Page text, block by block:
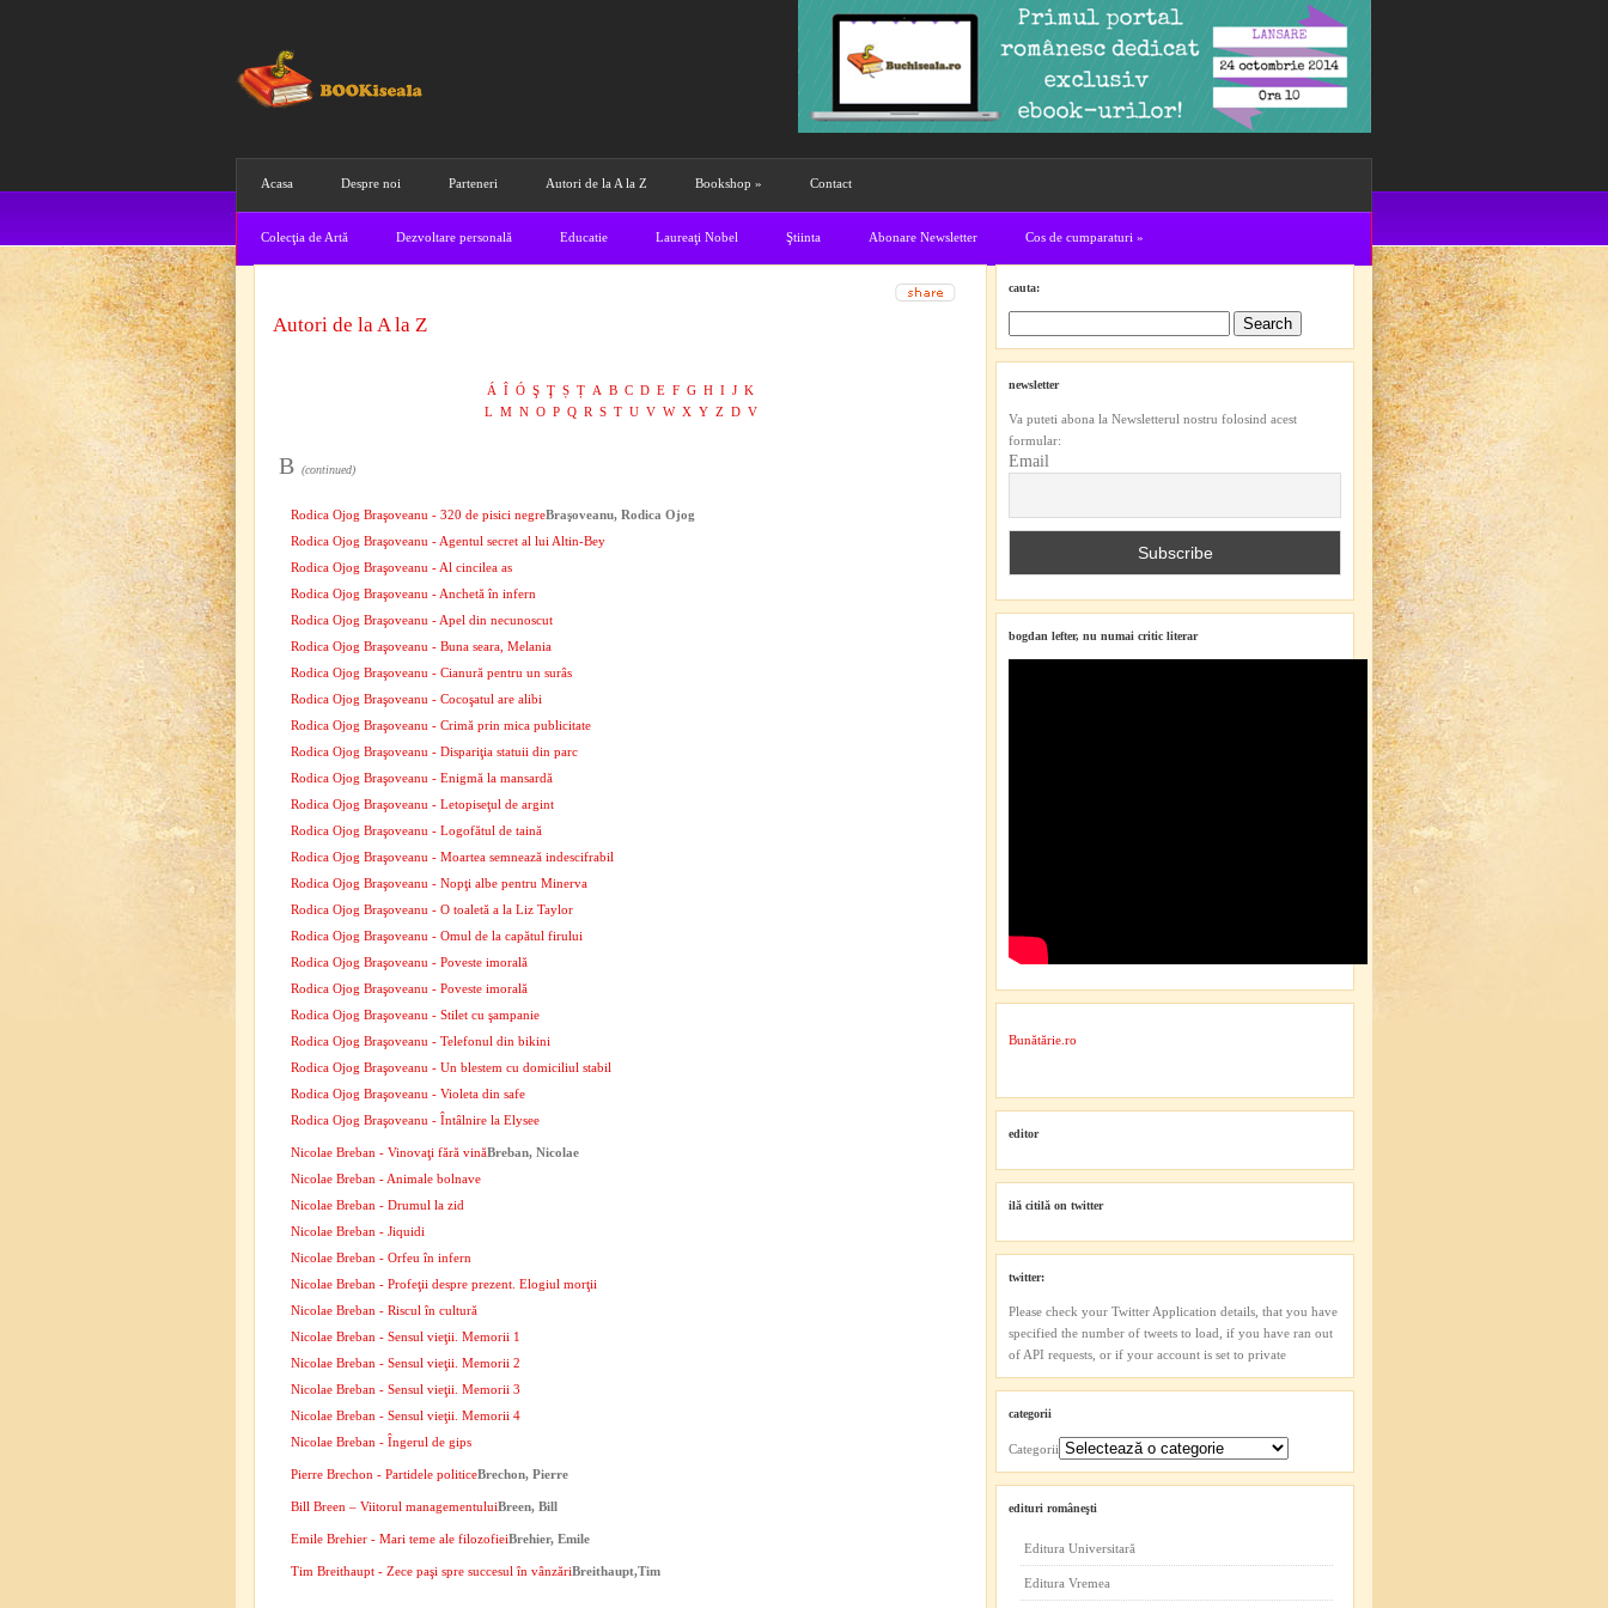
Acasa Despre noi Parteneri Autori de la A la Z Bookshop » Contact
Colecţia de Artă Dezvoltare personală Educatie Laureaţi Nobel Ştiinta Abonare Newsletter Cos de cumparaturi »
Autori de la A la Z
Á Î Ó Ş Ţ Ș Ț A B C D E F G H I J K
L M N O P Q R S T U V W X Y Z D V
B (continued)
Braşoveanu, Rodica Ojog
Rodica Ojog Braşoveanu - 320 de pisici negre
Rodica Ojog Braşoveanu - Agentul secret al lui Altin-Bey
Rodica Ojog Braşoveanu - Al cincilea as
Rodica Ojog Braşoveanu - Anchetă în infern
Rodica Ojog Braşoveanu - Apel din necunoscut
Rodica Ojog Braşoveanu - Buna seara, Melania
Rodica Ojog Braşoveanu - Cianură pentru un surâs
Rodica Ojog Braşoveanu - Cocoşatul are alibi
Rodica Ojog Braşoveanu - Crimă prin mica publicitate
Rodica Ojog Braşoveanu - Dispariţia statuii din parc
Rodica Ojog Braşoveanu - Enigmă la mansardă
Rodica Ojog Braşoveanu - Letopiseţul de argint
Rodica Ojog Braşoveanu - Logofătul de taină
Rodica Ojog Braşoveanu - Moartea semnează indescifrabil
Rodica Ojog Braşoveanu - Nopţi albe pentru Minerva
Rodica Ojog Braşoveanu - O toaletă a la Liz Taylor
Rodica Ojog Braşoveanu - Omul de la capătul firului
Rodica Ojog Braşoveanu - Poveste imorală
Rodica Ojog Braşoveanu - Poveste imorală
Rodica Ojog Braşoveanu - Stilet cu şampanie
Rodica Ojog Braşoveanu - Telefonul din bikini
Rodica Ojog Braşoveanu - Un blestem cu domiciliul stabil
Rodica Ojog Braşoveanu - Violeta din safe
Rodica Ojog Braşoveanu - Întâlnire la Elysee
Breban, Nicolae
Nicolae Breban - Vinovaţi fără vină
Nicolae Breban - Animale bolnave
Nicolae Breban - Drumul la zid
Nicolae Breban - Jiquidi
Nicolae Breban - Orfeu în infern
Nicolae Breban - Profeţii despre prezent. Elogiul morţii
Nicolae Breban - Riscul în cultură
Nicolae Breban - Sensul vieţii. Memorii 1
Nicolae Breban - Sensul vieţii. Memorii 2
Nicolae Breban - Sensul vieţii. Memorii 3
Nicolae Breban - Sensul vieţii. Memorii 4
Nicolae Breban - Îngerul de gips
Brechon, Pierre
Pierre Brechon - Partidele politice
Breen, Bill
Bill Breen – Viitorul managementului
Brehier, Emile
Emile Brehier - Mari teme ale filozofiei
Breithaupt,Tim
Tim Breithaupt - Zece paşi spre succesul în vânzări
cauta:
newsletter
Va puteti abona la Newsletterul nostru folosind acest
formular:
Email
bogdan lefter, nu numai critic literar
Bunătărie.ro
editor
ilă citilă on twitter
twitter:
Please check your Twitter Application details, that you have
specified the number of tweets to load, if you have ran out
of API requests, or if your account is set to private
categorii
Categorii
edituri româneşti
Editura Universitară
Editura Vremea